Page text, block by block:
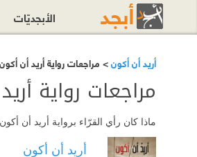
أريد أن أكون> مراجعات رواية أريد أن أكون
مراجعات رواية
ماذا كان رأي القرّاء برواية أريد أن
أريد أن أكون
الأبجديّات